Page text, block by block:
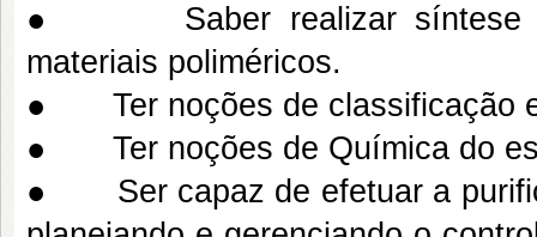
● Saber realizar síntese de
materiais poliméricos.
● Ter noções de classificação e
● Ter noções de Química do
● Ser capaz de efetuar a